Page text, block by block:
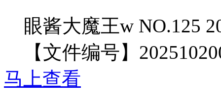
眼酱大魔王w NO.125
【文件编号】
马上查看